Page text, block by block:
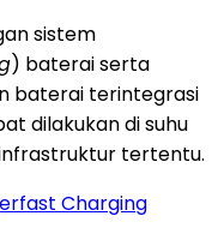
sistem
) baterai serta
baterai terintegrasi
dilakukan di suhu
tertentu.